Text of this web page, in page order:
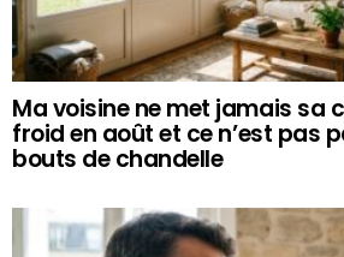
Ma voisine ne met jamais sa
froid en août et ce n’est pas
bouts de chandelle